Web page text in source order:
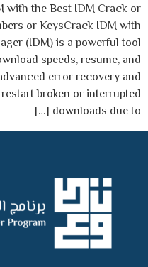
with the Best IDM Crack or
or KeysCrack IDM with
(IDM) is a powerful tool
speeds, resume, and
error recovery and
broken or interrupted
downloads due to […]